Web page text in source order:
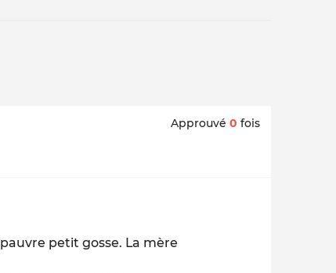
Approuvé 0 fois
petit gosse. La mère